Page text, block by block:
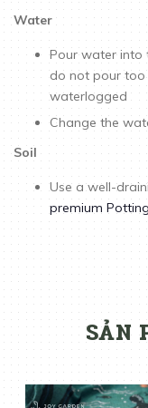
Water
Pour water into
do not pour too
waterlogged
Change the
Soil
Use a well-
premium
SẢN